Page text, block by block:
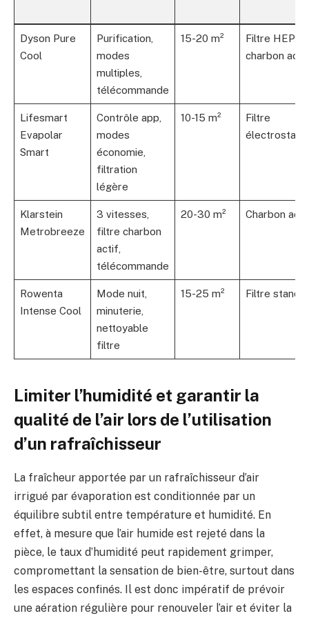
Dyson Pure
Cool
Purification,
modes
multiples,
télécommande
15-20 m²
Filtre HEPA
charbon actif
Lifesmart
Evapolar
Smart
Contrôle app,
modes
économie,
filtration
légère
10-15 m²
Filtre
Klarstein
Metrobreeze
3 vitesses,
filtre charbon
actif,
télécommande
20-30 m² Charbon
Rowenta
Intense Cool
Mode nuit,
minuterie,
nettoyable
filtre
15-25 m² Filtre
Limiter l’humidité et garantir la
qualité de l’air lors de l’utilisation
d’un rafraîchisseur
La fraîcheur apportée par un rafraîchisseur d’air
irrigué par évaporation est conditionnée par un
équilibre subtil entre température et humidité. En
effet, à mesure que l’air humide est rejeté dans la
pièce, le taux d’humidité peut rapidement grimper,
compromettant la sensation de bien-être, surtout dans
les espaces confinés. Il est donc impératif de prévoir
une aération régulière pour renouveler l’air et éviter la